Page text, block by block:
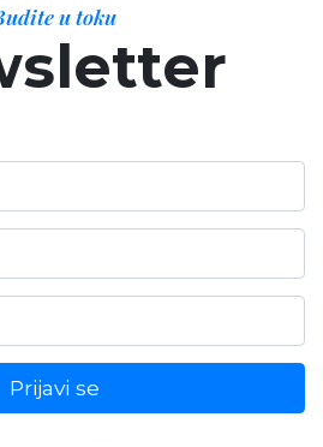
u toku
Prijavi se